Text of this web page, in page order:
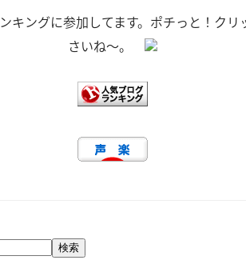
ングに参加してます。ポチっと！クリ
さいね～。
検索